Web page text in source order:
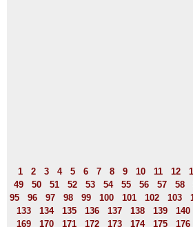
1 2 3 4 5 6 7 8 9 10 11 12
49
50 51 52 53 54 55 56 57 58
95
96 97 98 99 100 101 102 103
133
134 135 136 137 138 139 140
169
170 171 172 173 174 175 176